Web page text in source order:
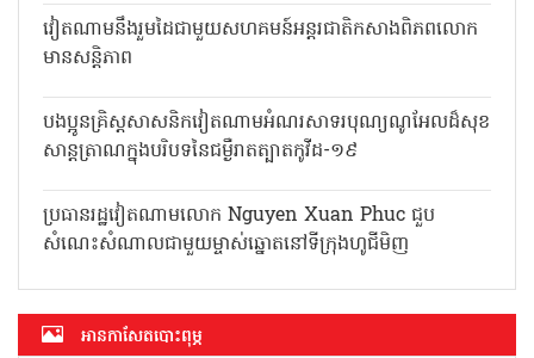
វៀតណាមនឹងរួមដៃជាមួយសហគមន៍អន្តរជាតិកសាងពិភពលោក
មានសន្តិភាព
បងប្អូនគ្រិស្តសាសនិកវៀតណាមអំណរសាទរបុណ្យណូអែលដ៏សុខ
សាន្តត្រាណក្នុងបរិបទនៃជម្ងឺរាតត្បាតកូវីដ-១៩
ប្រធានរដ្ឋវៀតណាមលោក Nguyen Xuan Phuc ជួប
សំណេះសំណាលជាមួយម្ចាស់ឆ្នោតនៅទីក្រុងហូជីមិញ
អាន​កាសែត​បោះពុម្ភ